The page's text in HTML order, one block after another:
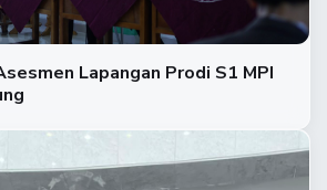
Lapangan Prodi S1 MPI